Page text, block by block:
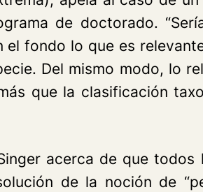
de doctorado.
fondo lo que es
Del mismo modo, lo
que la clasificación
acerca de que todos
de la noción de